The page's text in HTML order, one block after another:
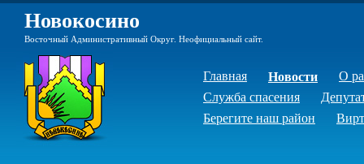
Новокосино
Восточный Административный Округ. Неофициальный сайт.
Главная Новости
О
Служба спасения
Берегите наш район